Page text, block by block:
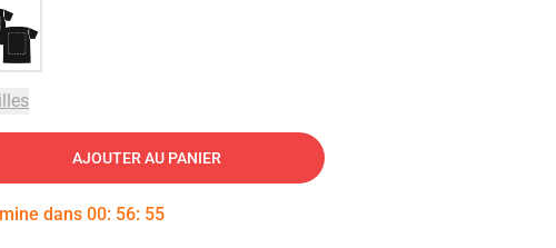
AJOUTER AU PANIER
dans 00: 56: 54